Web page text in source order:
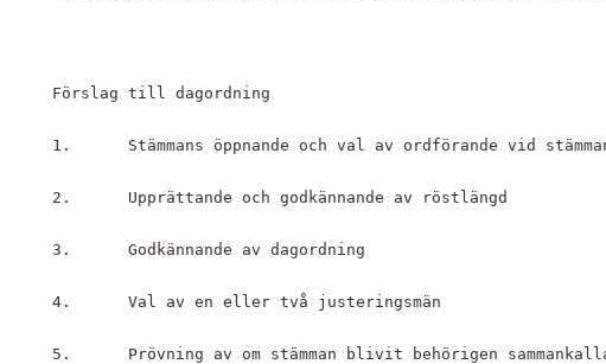
Förslag till dagordning
1. 	Stämmans öppnande och val av ordförande vid
2. 	Upprättande och godkännande av röstlängd
3. 	Godkännande av dagordning
4. 	Val av en eller två justeringsmän
5.	Prövning av om stämman blivit behörigen